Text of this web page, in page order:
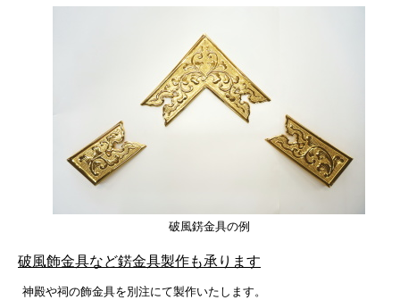
破風錺金具の例
破風飾金具など錺金具製作も承ります
神殿や祠の飾金具を別注にて製作いたします。